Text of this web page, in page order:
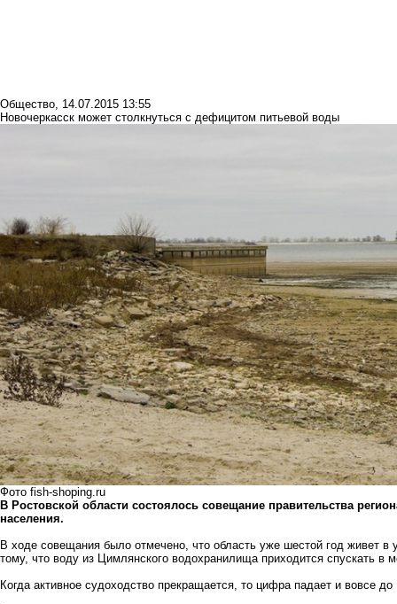
Общество, 14.07.2015 13:55
Новочеркасск может столкнуться с дефицитом питьевой воды
Фото fish-shoping.ru
В Ростовской области состоялось совещание правительства
населения.
В ходе совещания было отмечено, что область уже шестой год живет
тому, что воду из Цимлянского водохранилища приходится спускать в
Когда активное судоходство прекращается, то цифра падает и вовсе до